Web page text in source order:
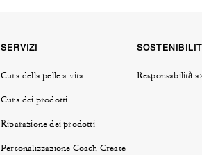
SERVIZI
Cura della pelle a vita
Cura dei prodotti
Riparazione dei prodotti
Personalizzazione Coach Create
Responsabilità